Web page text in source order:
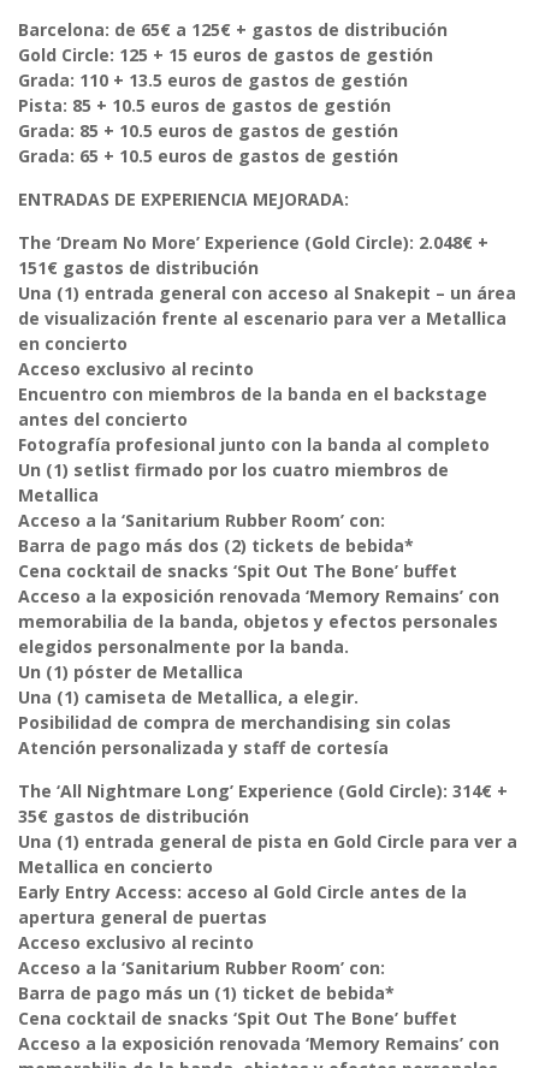
Barcelona: de 65€ a 125€ + gastos de distribución
Gold Circle: 125 + 15 euros de gastos de gestión
Grada: 110 + 13.5 euros de gastos de gestión
Pista: 85 + 10.5 euros de gastos de gestión
Grada: 85 + 10.5 euros de gastos de gestión
Grada: 65 + 10.5 euros de gastos de gestión
ENTRADAS DE EXPERIENCIA MEJORADA:
The ‘Dream No More’ Experience (Gold Circle): 2.048€ +
151€ gastos de distribución
Una (1) entrada general con acceso al Snakepit – un área
de visualización frente al escenario para ver a Metallica
en concierto
Acceso exclusivo al recinto
Encuentro con miembros de la banda en el backstage
antes del concierto
Fotografía profesional junto con la banda al completo
Un (1) setlist firmado por los cuatro miembros de
Metallica
Acceso a la ‘Sanitarium Rubber Room’ con:
Barra de pago más dos (2) tickets de bebida*
Cena cocktail de snacks ‘Spit Out The Bone’ buffet
Acceso a la exposición renovada ‘Memory Remains’ con
memorabilia de la banda, objetos y efectos personales
elegidos personalmente por la banda.
Un (1) póster de Metallica
Una (1) camiseta de Metallica, a elegir.
Posibilidad de compra de merchandising sin colas
Atención personalizada y staff de cortesía
The ‘All Nightmare Long’ Experience (Gold Circle): 314€ +
35€ gastos de distribución
Una (1) entrada general de pista en Gold Circle para ver a
Metallica en concierto
Early Entry Access: acceso al Gold Circle antes de la
apertura general de puertas
Acceso exclusivo al recinto
Acceso a la ‘Sanitarium Rubber Room’ con:
Barra de pago más un (1) ticket de bebida*
Cena cocktail de snacks ‘Spit Out The Bone’ buffet
Acceso a la exposición renovada ‘Memory Remains’ con